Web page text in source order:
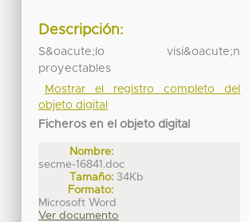
Descripción:
S&oacute;lo visi&oacute;n
proyectables
Mostrar el registro completo del
objeto digital
Ficheros en el objeto digital
Nombre:
secme-16841.doc
Tamaño: 34Kb
Formato:
Microsoft Word
Ver documento